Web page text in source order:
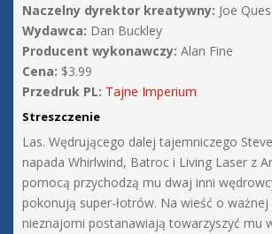
Naczelny dyrektor kreatywny: Joe
Wydawca: Dan Buckley
Producent wykonawczy: Alan Fine
Cena: $3.99
Przedruk PL: Tajne Imperium
Streszczenie
Las. Wędrującego dalej tajemniczego
napada Whirlwind, Batroc i Living Laser z
pomocą przychodzą mu dwaj inni
pokonują super-łotrów. Na wieść o ważnej
nieznajomi postanawiają towarzyszyć mu